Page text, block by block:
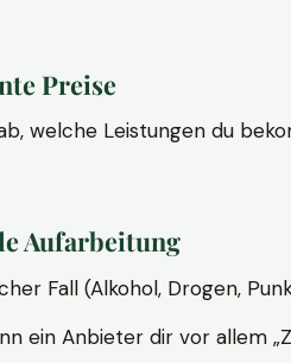
Preise
welche Leistungen du
Aufarbeitung
Fall (Alkohol, Drogen,
ein Anbieter dir vor allem